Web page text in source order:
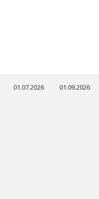
01.07.2026 01.09.2026